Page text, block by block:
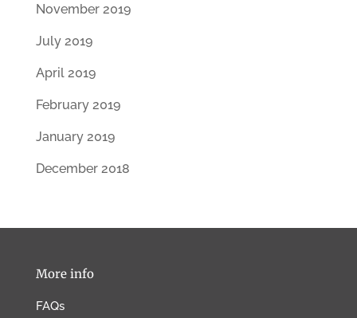
November 2019
July 2019
April 2019
February 2019
January 2019
December 2018
More info
FAQs